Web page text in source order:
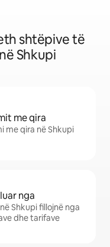
shtëpive të
Shkupi
me qira
me qira në Shkupi
nga
Shkupi fillojnë nga
dhe tarifave